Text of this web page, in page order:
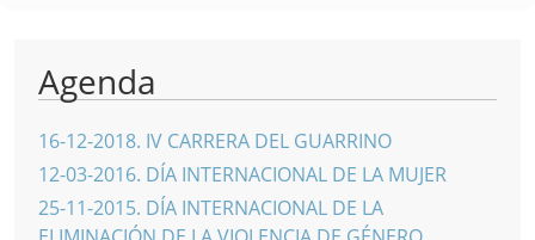
Agenda
16-12-2018. IV CARRERA DEL GUARRINO
12-03-2016. DÍA INTERNACIONAL DE LA MUJER
25-11-2015. DÍA INTERNACIONAL DE LA